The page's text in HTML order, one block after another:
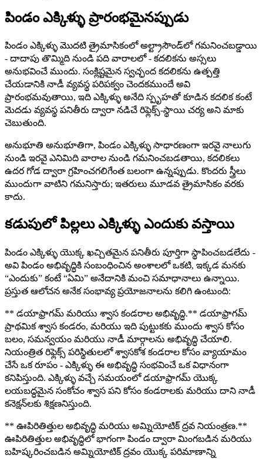
పిండం ఎక్కిళ్ళు ప్రారంభమైనప్పుడు
పిండం ఎక్కిళ్ళు మొదటి త్రైమాసికంలో అల్ట్రాసౌండ్‌లో గమనించబడ్డాయి
- దాదాపు తొమ్మిది నుండి పది వారాలలో - కదలికను అస్సలు
అనుభవించే ముందు. సంక్లిష్టమైన స్వచ్ఛంద కదలికను ఉత్పత్తి
చేయడానికి నాడీ వ్యవస్థ పరిపక్వం చెందకముందే అవి
ప్రారంభమవుతాయి, ఇది ఎక్కిళ్ళు అనేది స్పృహతో కూడిన కదలిక కంటే
మెదడు వ్యవస్థ పనితీరు ద్వారా నడిచే రిఫ్లెక్స్-స్థాయి చర్య అని మాకు
చెబుతుంది.
అనుభూతి అనుభూతిగా, పిండం ఎక్కిళ్ళు సాధారణంగా ఇరవై నాలుగు
నుండి ఇరవై ఎనిమిది వారాల నుండి గమనించబడతాయి, కదలికలు
ఉదర గోడ ద్వారా గ్రహించగలిగేంత బలంగా ఉన్నప్పుడు. కొందరు స్త్రీలు
ముందుగా వాటిని గమనిస్తారు; ఇతరులు మూడవ త్రైమాసికం వరకు
కాదు.
కడుపులో పిల్లలు ఎక్కిళ్ళు ఎందుకు వస్తాయి
పిండం ఎక్కిళ్ళు యొక్క ఖచ్చితమైన పనితీరు పూర్తిగా స్థాపించబడలేదు -
అవి పిండం అభివృద్ధికి సంబంధించిన అంశాలలో ఒకటి, ఇక్కడ మనకు
“ఎందుకు” కంటే “ఏమి” అనేదానికి మంచి సమాధానాలు ఉన్నాయి.
ప్రస్తుత ఆలోచన అనేక సంభావ్య ప్రయోజనాలను కలిగి ఉంటుంది:
** డయాఫ్రాగమ్ మరియు శ్వాస కండరాల అభివృద్ధి.** డయాఫ్రాగమ్
ప్రాథమిక శ్వాస కండరం, మరియు ఇది పుట్టుకకు ముందు శ్వాస కోసం
బలం, సమన్వయం మరియు నాడీ మార్గాలను అభివృద్ధి చేయాలి.
నియంత్రిత రిఫ్లెక్స్ పరిస్థితులలో శ్వాసకోశ కండరాల కోసం వ్యాయామం
చేసే ఒక రూపం - ఎక్కిళ్ళు ఈ అభివృద్ధి సంభవించే ఒక విధానంగా
కనిపిస్తుంది. ఎక్కిళ్ళు వచ్చే సమయంలో డయాఫ్రాగమ్ యొక్క
లయబద్ధమైన సంకోచం శ్వాస పని కోసం కండరాలకు మరియు దాని నాడీ
కనెక్షన్‌లకు శిక్షణనిస్తుంది.
** ఊపిరితిత్తుల అభివృద్ధి మరియు అమ్నియోటిక్ ద్రవ నియంత్రణ.**
ఊపిరితిత్తుల అభివృద్ధిలో భాగంగా పిండం ద్వారా మింగబడిన మరియు
బహిష్కరించబడిన అమ్నియోటిక్ ద్రవం యొక్క పరిమాణాన్ని